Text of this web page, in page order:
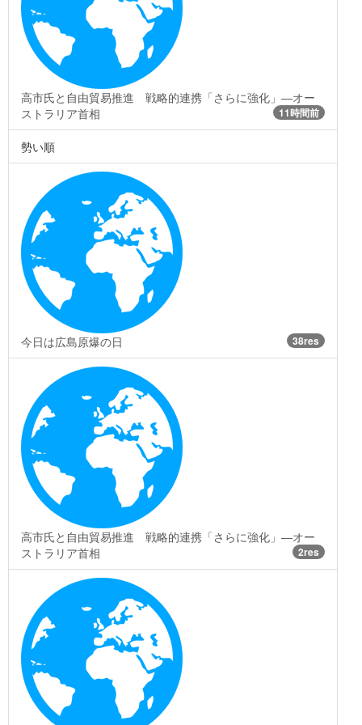
高市氏と自由貿易推進 戦略的連携「さらに強化」―オー
ストラリア首相
11時間前
勢い順
今日は広島原爆の日 38res
高市氏と自由貿易推進 戦略的連携「さらに強化」―オー
ストラリア首相
2res